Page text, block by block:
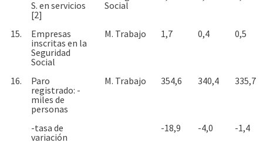
S. en servicios
[2]
Social
15.
Empresas
inscritas en la
Seguridad
Social
M. Trabajo 1,7 0,4 0,5
16.
Paro
registrado: -
miles de
personas
M. Trabajo 354,6 340,4 335,7
-tasa de
variación
-18,9 -4,0 -1,4